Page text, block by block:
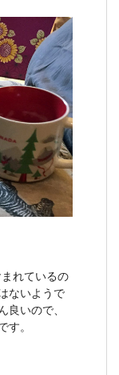
れているの
ないようで
いので、
。